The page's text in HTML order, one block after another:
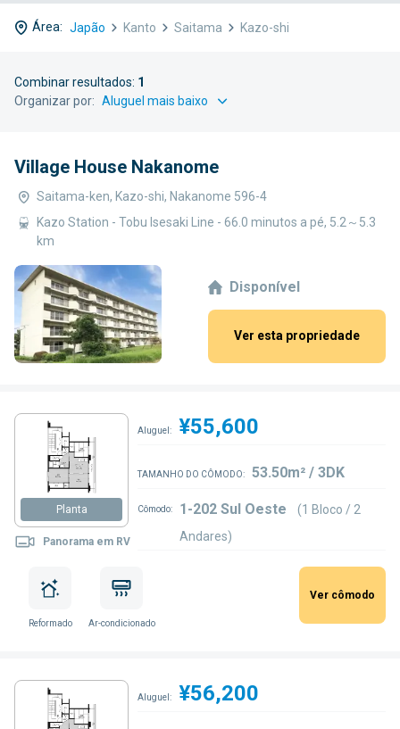
Área: Japão Kanto Saitama Kazo-shi
Combinar resultados: 1
Organizar por:
Village House Nakanome
Saitama-ken, Kazo-shi, Nakanome 596-4
Kazo Station - Tobu Isesaki Line - 66.0 minutos a pé, 5.2～5.3
km
Disponível
Ver esta propriedade
Planta
Panorama em RV
Aluguel: ¥55,600
TAMANHO DO CÔMODO: 53.50m² / 3DK
Cômodo: 1-202 Sul Oeste
(1 Bloco / 2
Andares)
Reformado Ar-condicionado
Ver cômodo
Aluguel: ¥56,200